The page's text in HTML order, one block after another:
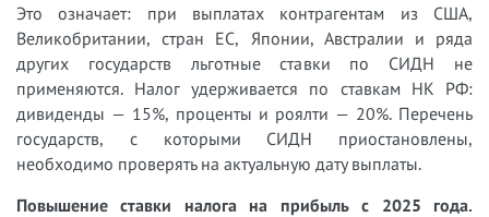
Это означает: при выплатах контрагентам из США,
Великобритании, стран ЕС, Японии, Австралии и ряда
других государств льготные ставки по СИДН не
применяются. Налог удерживается по ставкам НК РФ:
дивиденды — 15%, проценты и роялти — 20%. Перечень
государств, с которыми СИДН приостановлены,
необходимо проверять на актуальную дату выплаты.
Повышение ставки налога на прибыль с 2025 года.